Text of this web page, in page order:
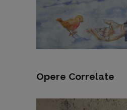
Opere Correlate